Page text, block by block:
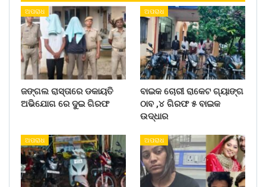
ଅପରାଧ
ଜଙ୍ଗଲ ରାସ୍ତାରେ ଡକାୟତି
ଅଭିଯୋଗ ରେ ଦୁଇ ଗିରଫ
ଅପରାଧ
ବାଇକ ଚୋରୀ ରାକେଟ ଗ୍ୟାଙ୍ଗ
ଠାବ ,୪ ଗିରଫ ୫ ବାଇକ
ଉଦ୍ଧାର
ଅପରାଧ ଅପରାଧ